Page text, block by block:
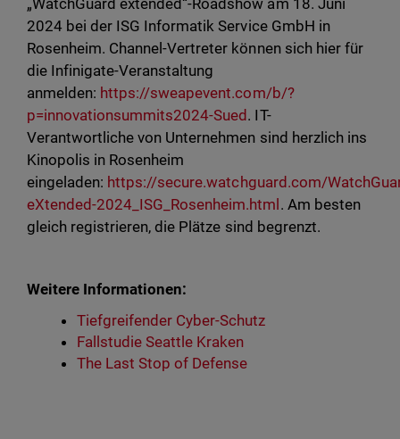
„WatchGuard extended“-Roadshow am 18. Juni
2024 bei der ISG Informatik Service GmbH in
Rosenheim. Channel-Vertreter können sich hier für
die Infinigate-Veranstaltung
anmelden: https://sweapevent.com/b/?
p=innovationsummits2024-Sued . IT-
Verantwortliche von Unternehmen sind herzlich ins
Kinopolis in Rosenheim
eingeladen: https://secure.watchguard.com/
eXtended-2024_ISG_Rosenheim.html . Am besten
gleich registrieren, die Plätze sind begrenzt.
Weitere Informationen:
Tiefgreifender Cyber-Schutz
Fallstudie Seattle Kraken
The Last Stop of Defense